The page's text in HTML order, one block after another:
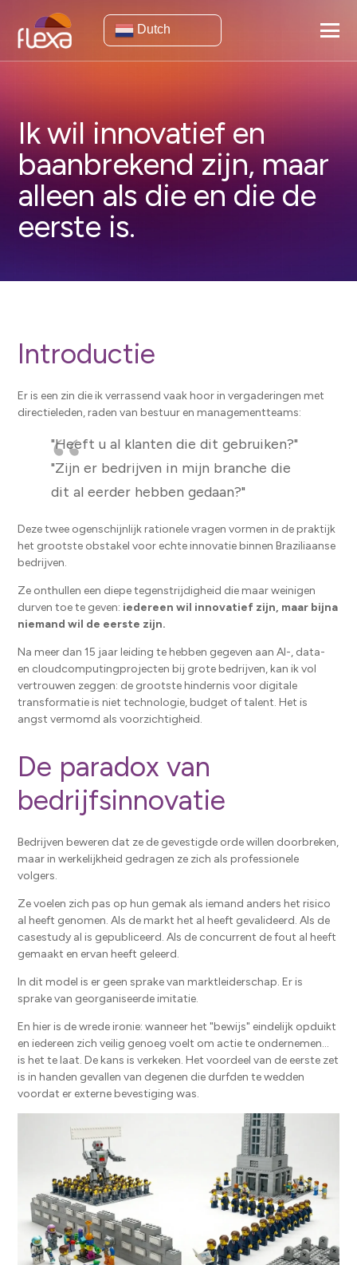
Dutch
Ik wil innovatief en
baanbrekend zijn, maar
alleen als die en die de
eerste is.
Introductie
Er is een zin die ik verrassend vaak hoor in vergaderingen met
directieleden, raden van bestuur en managementteams:
"Heeft u al klanten die dit gebruiken?"
"Zijn er bedrijven in mijn branche die
dit al eerder hebben gedaan?"
Deze twee ogenschijnlijk rationele vragen vormen in de praktijk
het grootste obstakel voor echte innovatie binnen Braziliaanse
bedrijven.
Ze onthullen een diepe tegenstrijdigheid die maar weinigen
durven toe te geven: iedereen wil innovatief zijn, maar bijna
niemand wil de eerste zijn.
Na meer dan 15 jaar leiding te hebben gegeven aan AI-, data-
en cloudcomputingprojecten bij grote bedrijven, kan ik vol
vertrouwen zeggen: de grootste hindernis voor digitale
transformatie is niet technologie, budget of talent. Het is
angst vermomd als voorzichtigheid.
De paradox van
bedrijfsinnovatie
Bedrijven beweren dat ze de gevestigde orde willen doorbreken,
maar in werkelijkheid gedragen ze zich als professionele
volgers.
Ze voelen zich pas op hun gemak als iemand anders het risico
al heeft genomen. Als de markt het al heeft gevalideerd. Als de
casestudy al is gepubliceerd. Als de concurrent de fout al heeft
gemaakt en ervan heeft geleerd.
In dit model is er geen sprake van marktleiderschap. Er is
sprake van georganiseerde imitatie.
En hier is de wrede ironie: wanneer het "bewijs" eindelijk opduikt
en iedereen zich veilig genoeg voelt om actie te ondernemen...
is het te laat. De kans is verkeken. Het voordeel van de eerste zet
is in handen gevallen van degenen die durfden te wedden
voordat er externe bevestiging was.